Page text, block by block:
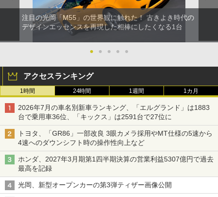
注目の光岡「M55」の世界観に触れた！ 古きよき時代の
デザインエッセンスを再現した相棒にしたくなる1台
● ● ● ● ●
アクセスランキング
1時間 24時間 1週間 1カ月
2026年7月の車名別新車ランキング、「エルグランド」は1883
台で乗用車36位、「キックス」は2591台で27位に
トヨタ、「GR86」一部改良 3眼カメラ採用やMT仕様の5速から
4速へのダウンシフト時の操作性向上など
ホンダ、2027年3月期第1四半期決算の営業利益5307億円で過去
最高を記録
光岡、新型オープンカーの第3弾ティザー画像公開